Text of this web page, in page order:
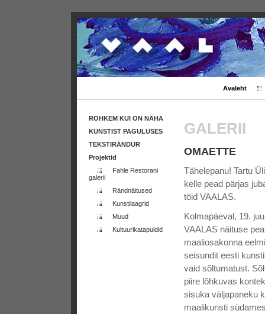
Avaleht
ROHKEM KUI ON NÄHA
KUNSTIST PAGULUSES
TEKSTIRÄNDUR
Projektid
Fahle Restorani
galerii
Rändnäitused
Kunstilaagrid
Muud
Kultuurikatapuldid
GALERII
OMAETTE
Tähelepanu! Tartu
kelle pead pärjas
töid VAALAS.
Kolmapäeval, 19.
VAALAS näituse
maaliosakonna
seisundit eesti
vaid sõltumatust.
piire lõhkuvas
sisuka väljapaneku
maalikunsti